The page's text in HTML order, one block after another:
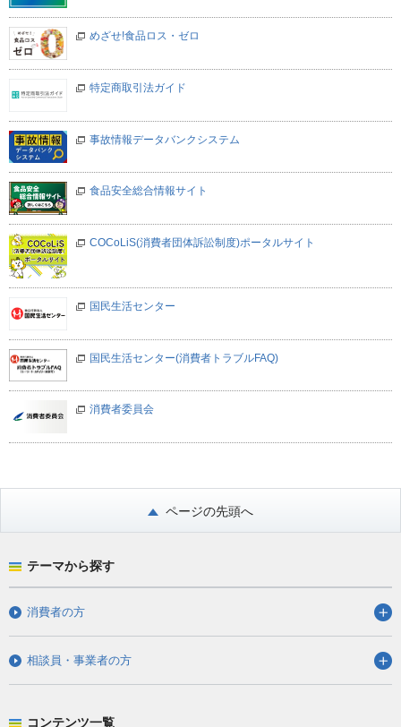
めざせ!食品ロス・ゼロ
特定商取引法ガイド
事故情報データバンクシステム
食品安全総合情報サイト
COCoLiS(消費者団体訴訟制度)ポータルサイト
国民生活センター
国民生活センター(消費者トラブルFAQ)
消費者委員会
ページの先頭へ
テーマから探す
消費者の方
相談員・事業者の方
コンテンツ一覧